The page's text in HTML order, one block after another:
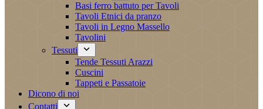
Basi ferro battuto per Tavoli
Tavoli Etnici da pranzo
Tavoli in Legno Massello
Tavolini
Tessuti
Tende Tessuti Arazzi
Cuscini
Tappeti e Passatoie
Dicono di noi
Contatti